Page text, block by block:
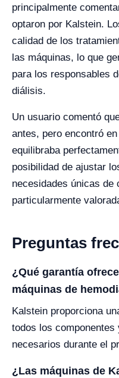
principalmente
optaron por Kalstein.
calidad de los
las máquinas, lo que
para los responsables
diálisis.
Un usuario comentó
antes, pero encontró
equilibraba
posibilidad de ajustar
necesidades únicas de
particularmente
Preguntas
¿Qué garantía
máquinas de
Kalstein proporciona
todos los
necesarios durante el
¿Las máquinas de